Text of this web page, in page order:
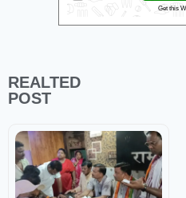
Get this
REALTED
POST